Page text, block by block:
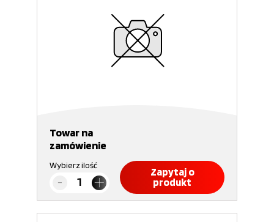
Towar na
zamówienie
Wybierz ilość
Zapytaj o
produkt